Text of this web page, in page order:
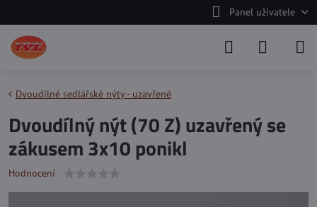
Panel uživatele
Dvoudílné sedlářské nýty - uzavřené
Dvoudílný nýt (70 Z) uzavřený se
zákusem 3x10 ponikl
Hodnocení